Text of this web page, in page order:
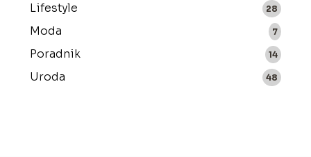
Lifestyle 28
Moda 7
Poradnik 14
Uroda 48